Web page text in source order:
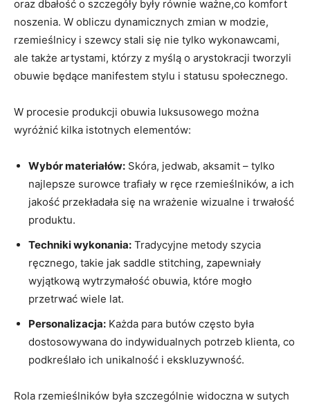
oraz dbałość o szczegóły były równie ważne,co komfort
noszenia. W obliczu dynamicznych zmian w modzie,
rzemieślnicy i szewcy stali się nie tylko wykonawcami,
ale także artystami, którzy z myślą o arystokracji tworzyli
obuwie będące manifestem stylu i statusu społecznego.
W procesie produkcji obuwia luksusowego można
wyróżnić kilka istotnych elementów:
Wybór materiałów: Skóra, jedwab, aksamit – tylko
najlepsze surowce trafiały w ręce rzemieślników, a ich
jakość przekładała się na wrażenie wizualne i trwałość
produktu.
Techniki wykonania: Tradycyjne metody szycia
ręcznego, takie jak saddle stitching, zapewniały
wyjątkową wytrzymałość obuwia, które mogło
przetrwać wiele lat.
Personalizacja: Każda para butów często była
dostosowywana do indywidualnych potrzeb klienta, co
podkreślało ich unikalność i ekskluzywność.
Rola rzemieślników była szczególnie widoczna w sutych